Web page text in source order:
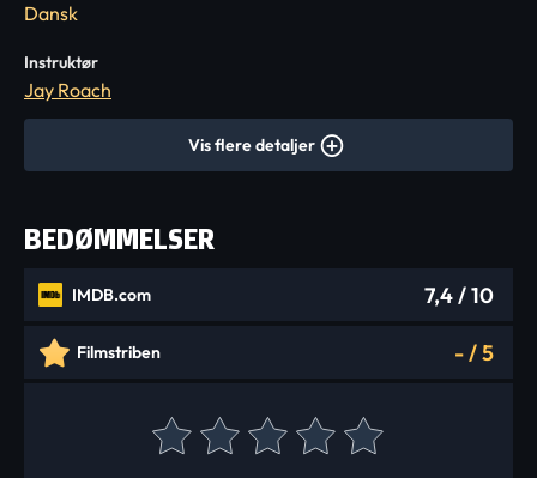
Dansk
Instruktør
Jay Roach
Vis flere detaljer
BEDØMMELSER
IMDB.com 7,4/ 10
Filmstriben -/5